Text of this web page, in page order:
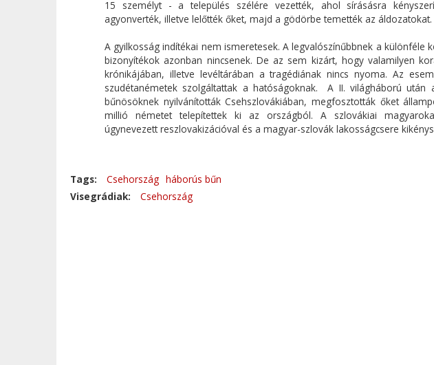
15 személyt - a település szélére vezették, ahol sírásásra
agyonverték, illetve lelőtték őket, majd a gödörbe temették az áldozatokat.
A gyilkosság indítékai nem ismeretesek. A legvalószínűbbnek a különféle
bizonyítékok azonban nincsenek. De az sem kizárt, hogy valamilyen
krónikájában, illetve levéltárában a tragédiának nincs nyoma. Az
szudétanémetek szolgáltattak a hatóságoknak. A II. világháború
bűnösöknek nyilvánították Csehszlovákiában, megfosztották őket
millió németet telepítettek ki az országból. A szlovákiai
úgynevezett reszlovakizációval és a magyar-szlovák lakosságcsere
Tags: Csehország háborús bűn
Visegrádiak:
Csehország